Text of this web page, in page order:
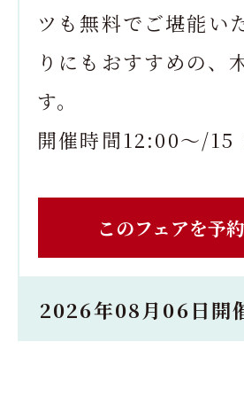
ツも無料でご堪能い
りにもおすすめの、
す。
開催時間12:00～/
このフェアを予
2026年08月06日